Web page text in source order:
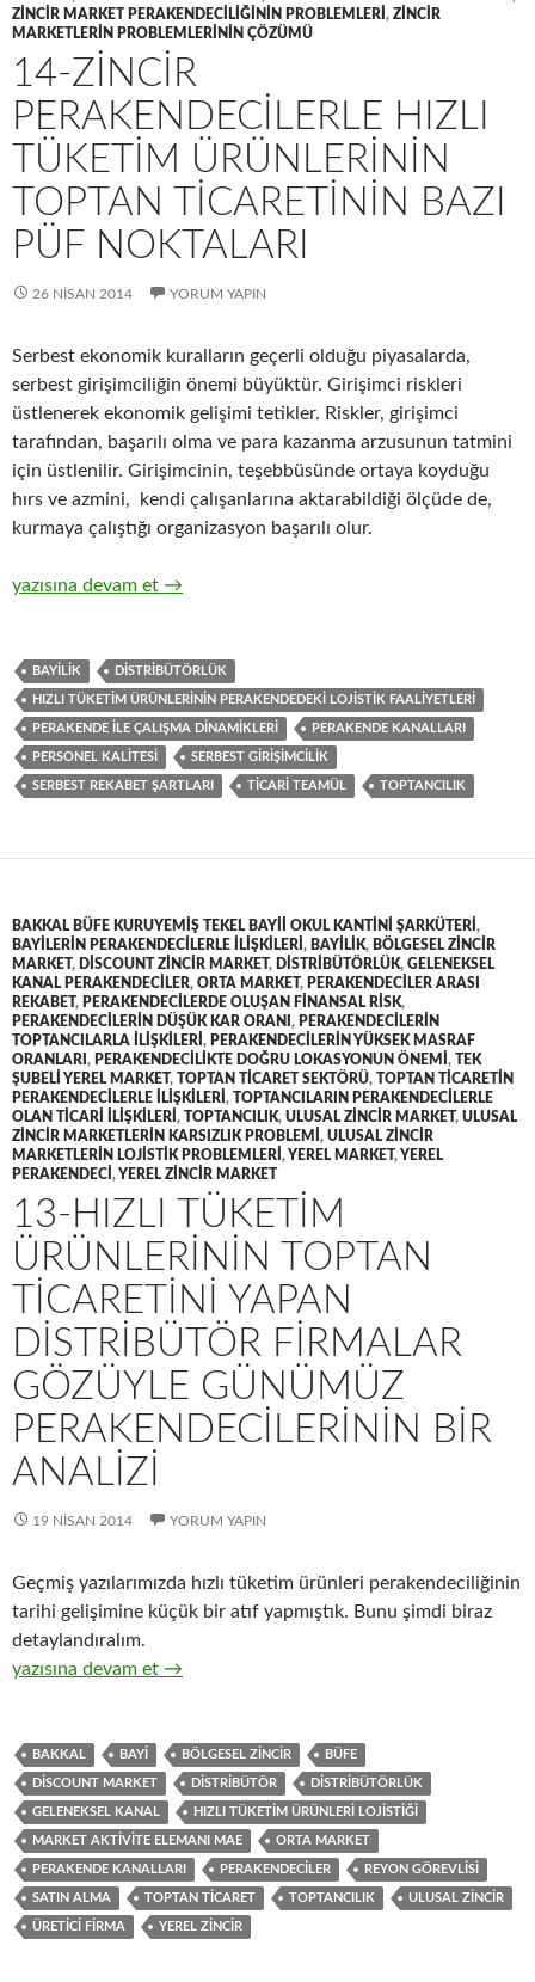
ZINCIR MARKET PERAKENDECILIĞININ PROBLEMLERI , ZINCIR
MARKETLERIN PROBLEMLERININ ÇÖZÜMÜ
14-ZINCIR
PERAKENDECILERLE HIZLI
TÜKETIM ÜRÜNLERININ
TOPTAN TICARETININ BAZI
PÜF NOKTALARI
26 NISAN 2014 YORUM YAPIN
Serbest ekonomik kuralların geçerli olduğu piyasalarda,
serbest girişimciliğin önemi büyüktür. Girişimci riskleri
üstlenerek ekonomik gelişimi tetikler. Riskler, girişimci
tarafından, başarılı olma ve para kazanma arzusunun tatmini
için üstlenilir. Girişimcinin, teşebbüsünde ortaya koyduğu
hırs ve azmini, kendi çalışanlarına aktarabildiği ölçüde de,
kurmaya çalıştığı organizasyon başarılı olur.
14-Zincir Perakendecilerle hızlı tüketim ürünlerinin toptan
yazısına devam et →
BAYILIK DISTRIBÜTÖRLÜK
HIZLI TÜKETIM ÜRÜNLERININ PERAKENDEDEKI LOJISTIK FAALIYETLERI
PERAKENDE ILE ÇALIŞMA DINAMIKLERI PERAKENDE KANALLARI
PERSONEL KALITESI SERBEST GIRIŞIMCILIK
SERBEST REKABET ŞARTLARI TICARI TEAMÜL TOPTANCILIK
BAKKAL BÜFE KURUYEMIŞ TEKEL BAYII OKUL KANTINI ŞARKÜTERI ,
BAYILERIN PERAKENDECILERLE ILIŞKILERI , BAYILIK, BÖLGESEL ZINCIR
MARKET, DISCOUNT ZINCIR MARKET, DISTRIBÜTÖRLÜK, GELENEKSEL
KANAL PERAKENDECILER, ORTA MARKET, PERAKENDECILER ARASI
REKABET, PERAKENDECILERDE OLUŞAN FINANSAL RISK,
PERAKENDECILERIN DÜŞÜK KAR ORANI , PERAKENDECILERIN
TOPTANCILARLA ILIŞKILERI , PERAKENDECILERIN YÜKSEK MASRAF
ORANLARI , PERAKENDECILIKTE DOĞRU LOKASYONUN ÖNEMI , TEK
ŞUBELI YEREL MARKET, TOPTAN TICARET SEKTÖRÜ, TOPTAN TICARETIN
PERAKENDECILERLE ILIŞKILERI , TOPTANCILARIN PERAKENDECILERLE
OLAN TICARI ILIŞKILERI , TOPTANCILIK, ULUSAL ZINCIR MARKET, ULUSAL
ZINCIR MARKETLERIN KARSIZLIK PROBLEMI , ULUSAL ZINCIR
MARKETLERIN LOJISTIK PROBLEMLERI ,YEREL MARKET,YEREL
PERAKENDECI ,YEREL ZINCIR MARKET
13-HIZLI TÜKETIM
ÜRÜNLERININ TOPTAN
TICARETINI YAPAN
DISTRIBÜTÖR FIRMALAR
GÖZÜYLE GÜNÜMÜZ
PERAKENDECILERININ BIR
ANALIZI
19 NISAN 2014 YORUM YAPIN
Geçmiş yazılarımızda hızlı tüketim ürünleri perakendeciliğinin
tarihi gelişimine küçük bir atıf yapmıştık. Bunu şimdi biraz
detaylandıralım.
13-Hızlı tüketim ürünlerinin toptan ticaretini yapan
yazısına devam et →
BAKKAL BAYI BÖLGESEL ZINCIR BÜFE
DISCOUNT MARKET DISTRIBÜTÖR DISTRIBÜTÖRLÜK
GELENEKSEL KANAL HIZLI TÜKETIM ÜRÜNLERI LOJISTIĞI
MARKET AKTIVITE ELEMANI MAE ORTA MARKET
PERAKENDE KANALLARI PERAKENDECILER REYON GÖREVLISI
SATIN ALMA TOPTAN TICARET TOPTANCILIK ULUSAL ZINCIR
ÜRETICI FIRMA YEREL ZINCIR